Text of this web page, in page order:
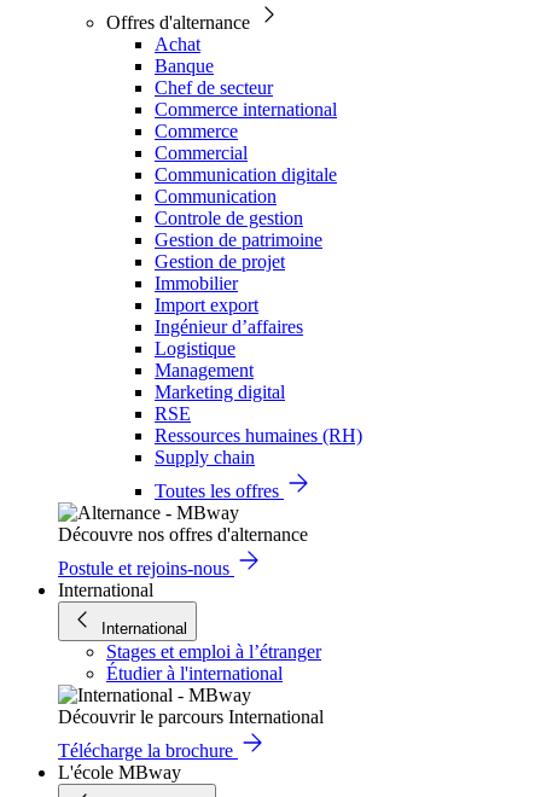
Offres d'alternance
Achat
Banque
Chef de secteur
Commerce international
Commerce
Commercial
Communication digitale
Communication
Controle de gestion
Gestion de patrimoine
Gestion de projet
Immobilier
Import export
Ingénieur d’affaires
Logistique
Management
Marketing digital
RSE
Ressources humaines (RH)
Supply chain
Toutes les offres
Découvre nos offres d'alternance
Postule et rejoins-nous
International
International
Stages et emploi à l’étranger
Étudier à l'international
Découvrir le parcours International
Télécharge la brochure
L'école MBway